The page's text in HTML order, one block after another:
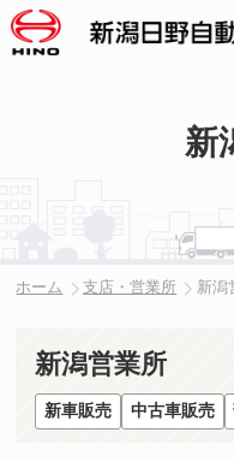
新
ホーム 支店・営業所 新潟
新潟営業所
新車販売 中古車販売